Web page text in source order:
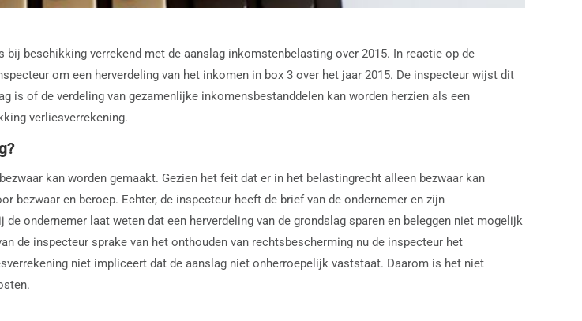
beschikking verrekend met de aanslag inkomstenbelasting over 2015. In reactie op de
om een herverdeling van het inkomen in box 3 over het jaar 2015. De inspecteur wijst dit
is of de verdeling van gezamenlijke inkomensbestanddelen kan worden herzien als een
verliesverrekening.
kan worden gemaakt. Gezien het feit dat er in het belastingrecht alleen bezwaar kan
bezwaar en beroep. Echter, de inspecteur heeft de brief van de ondernemer en zijn
ondernemer laat weten dat een herverdeling van de grondslag sparen en beleggen niet mogelijk
de inspecteur sprake van het onthouden van rechtsbescherming nu de inspecteur het
niet impliceert dat de aanslag niet onherroepelijk vaststaat. Daarom is het niet